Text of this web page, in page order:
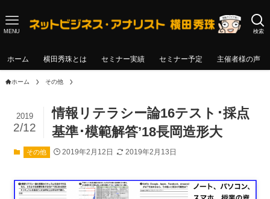
検索
MENU
ホーム 横田秀珠とは セミナー実績 セミナー予定 主催者様の声
ホーム その他
情報リテラシー論16テスト･採点
基準･模範解答’18長岡造形大
2019
2/12
その他 2019年2月12日 2019年2月13日